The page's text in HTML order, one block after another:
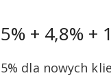
5% + 4,8% +
5% dla nowych